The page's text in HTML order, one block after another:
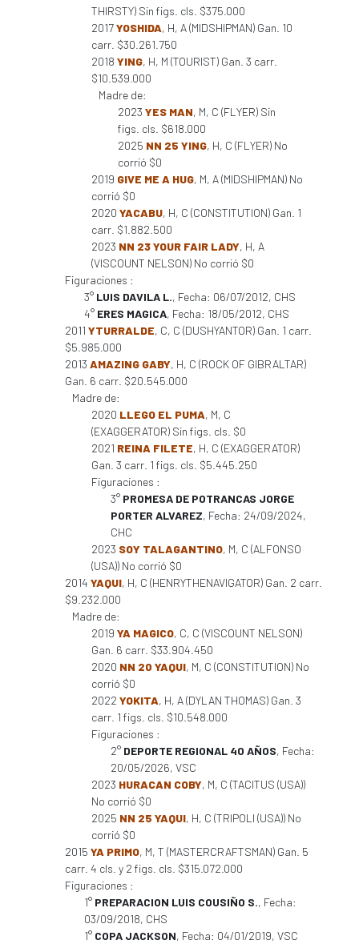
THIRSTY) Sin figs. cls. $375.000
2017YOSHIDA, H, A (MIDSHIPMAN) Gan. 10
carr. $30.261.750
2018 YING, H, M (TOURIST) Gan. 3 carr.
$10.539.000
Madre de:
2023 YES MAN, M, C (FLYER) Sin
figs. cls. $618.000
2025 NN 25 YING, H, C (FLYER) No
corrió $0
2019 GIVE ME A HUG, M, A (MIDSHIPMAN) No
corrió $0
2020 YACABU, H, C (CONSTITUTION) Gan. 1
carr. $1.882.500
2023 NN 23 YOUR FAIR LADY, H, A
(VISCOUNT NELSON) No corrió $0
Figuraciones :
3° LUIS DAVILA L., Fecha: 06/07/2012, CHS
4° ERES MAGICA, Fecha: 18/05/2012, CHS
2011 YTURRALDE, C, C (DUSHYANTOR) Gan. 1 carr.
$5.985.000
2013 AMAZING GABY, H, C (ROCK OF GIBRALTAR)
Gan. 6 carr. $20.545.000
Madre de:
2020 LLEGO EL PUMA, M, C
(EXAGGERATOR) Sin figs. cls. $0
2021 REINA FILETE, H, C (EXAGGERATOR)
Gan. 3 carr. 1 figs. cls. $5.445.250
Figuraciones :
3° PROMESA DE POTRANCAS JORGE
PORTER ALVAREZ, Fecha: 24/09/2024,
CHC
2023 SOY TALAGANTINO, M, C (ALFONSO
(USA)) No corrió $0
2014 YAQUI, H, C (HENRYTHENAVIGATOR) Gan. 2 carr.
$9.232.000
Madre de:
2019 YA MAGICO, C, C (VISCOUNT NELSON)
Gan. 6 carr. $33.904.450
2020 NN 20 YAQUI, M, C (CONSTITUTION) No
corrió $0
2022 YOKITA, H, A (DYLAN THOMAS) Gan. 3
carr. 1 figs. cls. $10.548.000
Figuraciones :
2° DEPORTE REGIONAL 40 AÑOS, Fecha:
20/05/2026, VSC
2023 HURACAN COBY, M, C (TACITUS (USA))
No corrió $0
2025 NN 25 YAQUI, H, C (TRIPOLI (USA)) No
corrió $0
2015 YA PRIMO, M, T (MASTERCRAFTSMAN) Gan. 5
carr. 4 cls. y 2 figs. cls. $315.072.000
Figuraciones :
1° PREPARACION LUIS COUSIÑO S., Fecha:
03/09/2018, CHS
1° COPA JACKSON, Fecha: 04/01/2019, VSC